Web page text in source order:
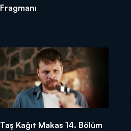
Fragmanı
Taş Kağıt Makas 14. Bölüm